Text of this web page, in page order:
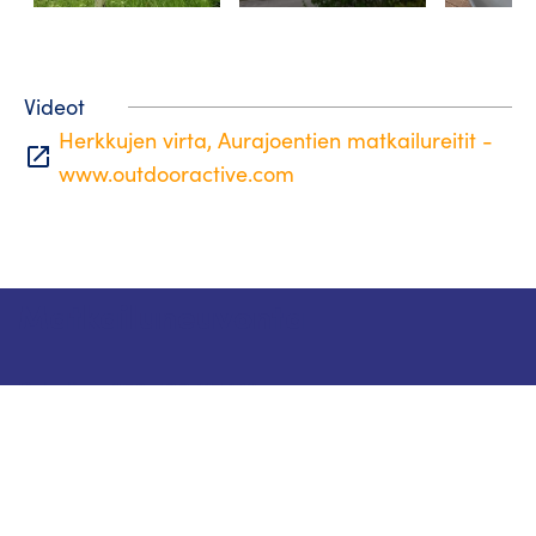
Videot
open_in_new
Herkkujen virta, Aurajoentien matkailureitit -
www.outdooractive.com
Puhelin: +358 400 117 123